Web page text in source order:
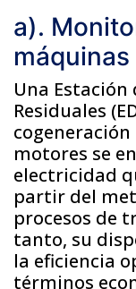
a).
Una Estación
Residuales
motores se
electricidad
partir del
procesos de
tanto, su
la eficiencia
términos